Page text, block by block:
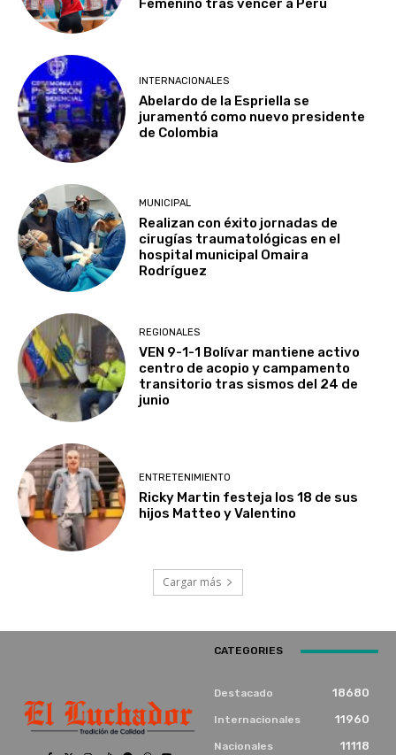
Femenino tras vencer a Perú
INTERNACIONALES
Abelardo de la Espriella se
juramentó como nuevo presidente
de Colombia
MUNICIPAL
Realizan con éxito jornadas de
cirugías traumatológicas en el
hospital municipal Omaira
Rodríguez
REGIONALES
VEN 9-1-1 Bolívar mantiene activo
centro de acopio y campamento
transitorio tras sismos del 24 de
junio
ENTRETENIMIENTO
Ricky Martin festeja los 18 de sus
hijos Matteo y Valentino
Cargar más
CATEGORIES
Destacado 18680
Internacionales 11960
Nacionales 11118